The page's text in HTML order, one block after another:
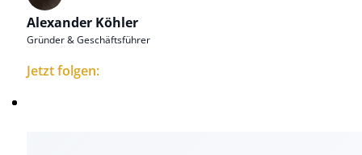
Alexander Köhler
Gründer & Geschäftsführer
Jetzt folgen: